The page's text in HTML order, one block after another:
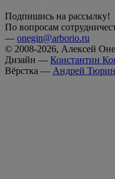
Подпишись на рассылку!
По вопросам
— onegin@arborio.ru
© 2008-2026, Алексей
Дизайн — Константин
Вёрстка — Андрей Тюрин